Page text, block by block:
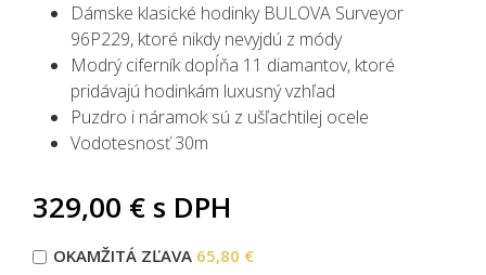
Dámske klasické hodinky BULOVA Surveyor
96P229, ktoré nikdy nevyjdú z módy
Modrý ciferník dopĺňa 11 diamantov, ktoré
pridávajú hodinkám luxusný vzhľad
Puzdro i náramok sú z ušľachtilej ocele
Vodotesnosť 30m
329,00 € s DPH
OKAMŽITÁ ZĽAVA 65,80 €